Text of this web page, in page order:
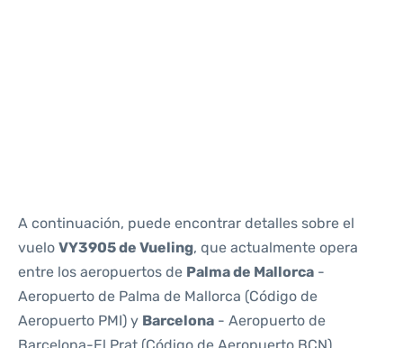
A continuación, puede encontrar detalles sobre el
vuelo VY3905 de Vueling, que actualmente opera
entre los aeropuertos de Palma de Mallorca -
Aeropuerto de Palma de Mallorca (Código de
Aeropuerto PMI) y Barcelona - Aeropuerto de